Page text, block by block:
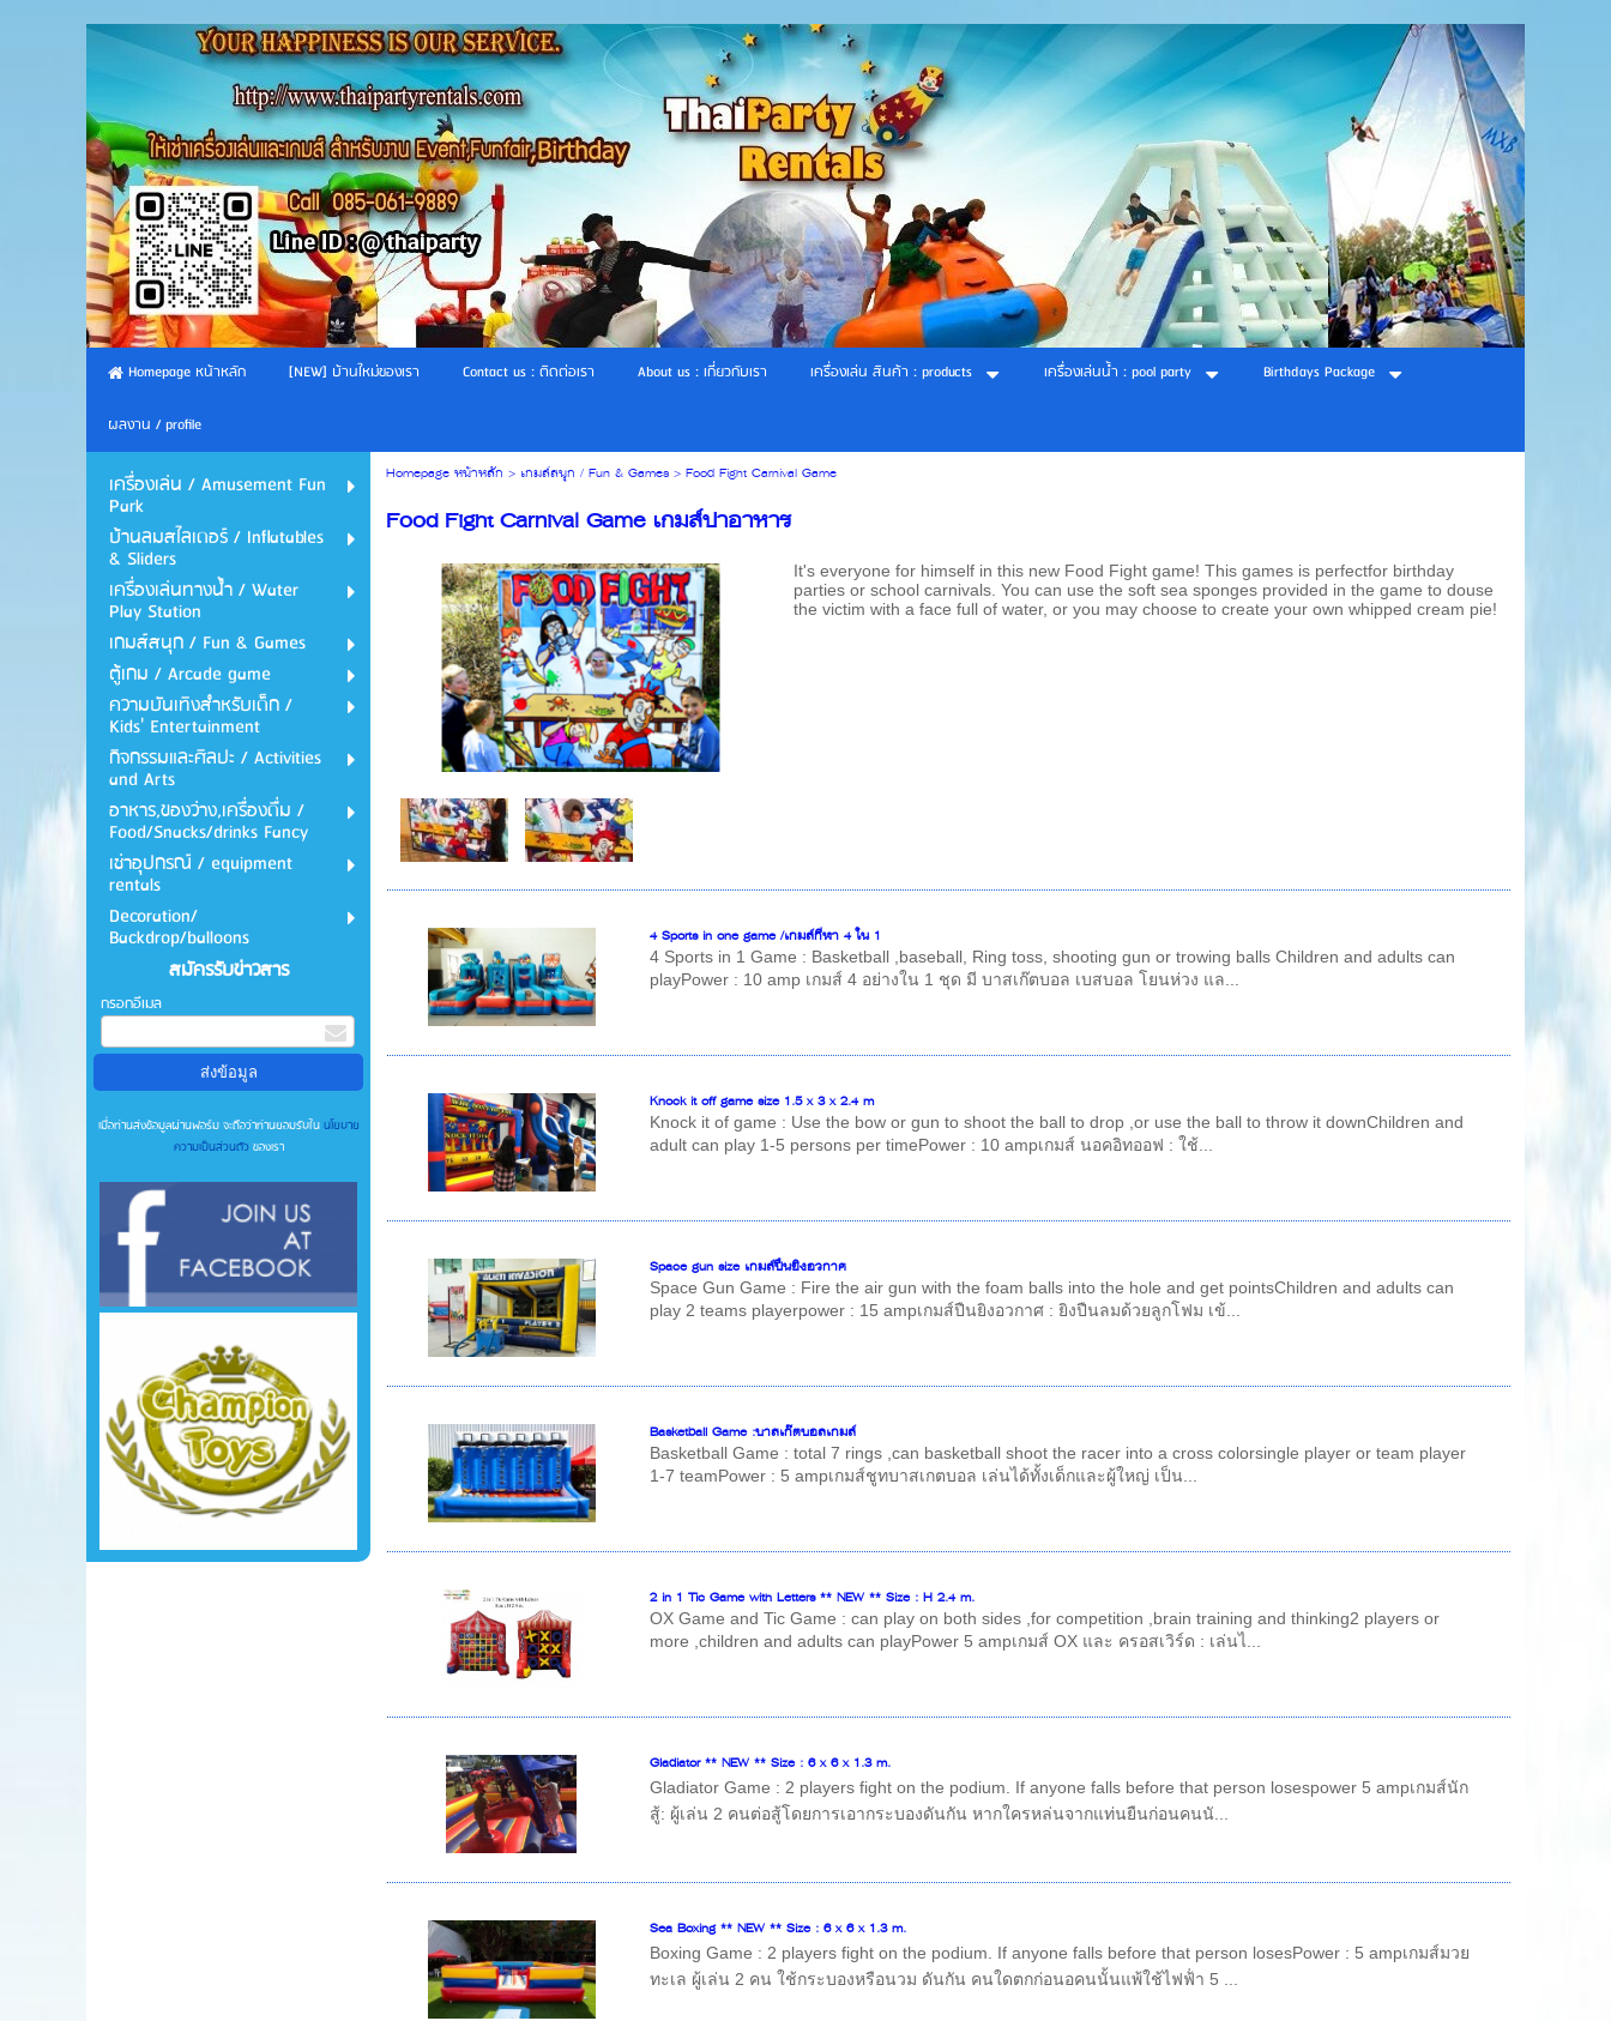
Homepage หน้าหลัก [NEW] บ้านใหม่ของเรา Contact us : ติดต่อเรา About us : เกี่ยวกับเรา เครื่องเล่น สินค้า : products เครื่องเล่นน้ำ : pool party Birthdays Package
ผลงาน / profile
เครื่องเล่น / Amusement Fun
Park
บ้านลมสไลเดอร์ / Inflatables
& Sliders
เครื่องเล่นทางน้ำ / Water
Play Station
เกมส์สนุก / Fun & Games
ตู้เกม / Arcade game
ความบันเทิงสำหรับเด็ก /
Kids' Entertainment
กิจกรรมและศิลปะ / Activities
and Arts
อาหาร,ของว่าง,เครื่องดื่ม /
Food/Snacks/drinks Fancy
เช่าอุปกรณ์ / equipment
rentals
Decoration/
Backdrop/balloons
สมัครรับข่าวสาร
กรอกอีเมล
เมื่อท่านส่งข้อมูลผ่านฟอร์ม จะถือว่าท่านยอมรับในนโยบาย
ความเป็นส่วนตัว ของเรา
Homepage หน้าหลัก > เกมส์สนุก / Fun & Games> Food Fight Carnival Game
Food Fight Carnival Game เกมส์ปาอาหาร
It's everyone for himself in this new Food Fight game! This games is perfectfor birthday
parties or school carnivals. You can use the soft sea sponges provided in the game to douse
the victim with a face full of water, or you may choose to create your own whipped cream pie!
4 Sports in one game /เกมส์กีฬา 4 ใน 1
4 Sports in 1 Game : Basketball ,baseball, Ring toss, shooting gun or trowing balls Children and adults can
playPower : 10 amp เกมส์ 4 อย่างใน 1 ชุด มี บาสเก๊ตบอล เบสบอล โยนห่วง แล...
Knock it off game size 1.5 x 3 x 2.4 m
Knock it of game : Use the bow or gun to shoot the ball to drop ,or use the ball to throw it downChildren and
adult can play 1-5 persons per timePower : 10 ampเกมส์ นอคอิทออฟ : ใช้...
Space gun size เกมส์ปืนยิงอวกาศ
Space Gun Game : Fire the air gun with the foam balls into the hole and get pointsChildren and adults can
play 2 teams playerpower : 15 ampเกมส์ปืนยิงอวกาศ : ยิงปืนลมด้วยลูกโฟม เข้...
Basketball Game :บาสเก๊ตบอลเกมส์
Basketball Game : total 7 rings ,can basketball shoot the racer into a cross colorsingle player or team player
1-7 teamPower : 5 ampเกมส์ชูทบาสเกตบอล เล่นได้ทั้งเด็กและผู้ใหญ่ เป็น...
2 in 1 Tic Game with Letters ** NEW ** Size : H 2.4 m.
OX Game and Tic Game : can play on both sides ,for competition ,brain training and thinking2 players or
more ,children and adults can playPower 5 ampเกมส์ OX และ ครอสเวิร์ด : เล่นไ...
Gladiator ** NEW ** Size : 6 x 6 x 1.3 m.
Gladiator Game : 2 players fight on the podium. If anyone falls before that person losespower 5 ampเกมส์นัก
สู้: ผู้เล่น 2 คนต่อสู้โดยการเอากระบองดันกัน หากใครหล่นจากแท่นยืนก่อนคนนั...
Sea Boxing ** NEW ** Size : 6 x 6 x 1.3 m.
Boxing Game : 2 players fight on the podium. If anyone falls before that person losesPower : 5 ampเกมส์มวย
ทะเล ผู้เล่น 2 คน ใช้กระบองหรือนวม ดันกัน คนใดตกก่อนอคนนั้นแพ้ใช้ไฟฟ้่า 5 ...